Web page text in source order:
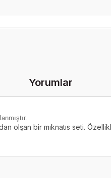
Yorumlar
olşan bir mıknatıs seti.